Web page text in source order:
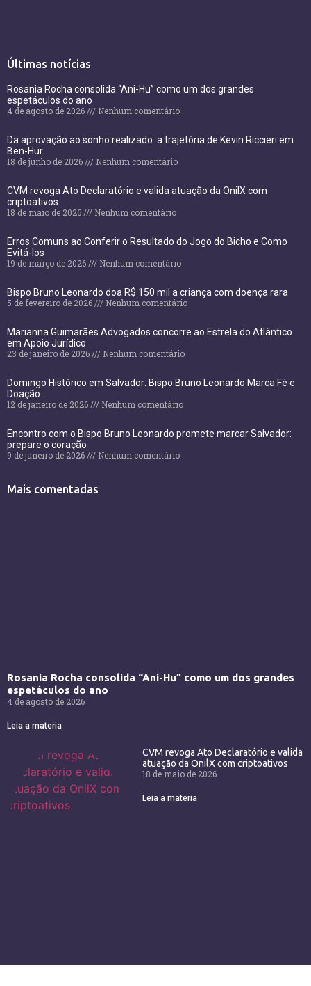
Últimas notícias
Rosania Rocha consolida “Ani-Hu” como um dos grandes
espetáculos do ano
4 de agosto de 2026
Nenhum comentário
Da aprovação ao sonho realizado: a trajetória de Kevin Riccieri em
Ben-Hur
18 de junho de 2026
Nenhum comentário
CVM revoga Ato Declaratório e valida atuação da OnilX com
criptoativos
18 de maio de 2026
Nenhum comentário
Erros Comuns ao Conferir o Resultado do Jogo do Bicho e Como
Evitá-los
19 de março de 2026
Nenhum comentário
Bispo Bruno Leonardo doa R$ 150 mil a criança com doença rara
5 de fevereiro de 2026
Nenhum comentário
Marianna Guimarães Advogados concorre ao Estrela do Atlântico
em Apoio Jurídico
23 de janeiro de 2026
Nenhum comentário
Domingo Histórico em Salvador: Bispo Bruno Leonardo Marca Fé e
Doação
12 de janeiro de 2026
Nenhum comentário
Encontro com o Bispo Bruno Leonardo promete marcar Salvador:
prepare o coração
9 de janeiro de 2026
Nenhum comentário
Mais comentadas
Rosania Rocha consolida “Ani-Hu” como um dos grandes
espetáculos do ano
4 de agosto de 2026
Leia a materia
CVM revoga Ato Declaratório e valida
atuação da OnilX com criptoativos
18 de maio de 2026
Leia a materia